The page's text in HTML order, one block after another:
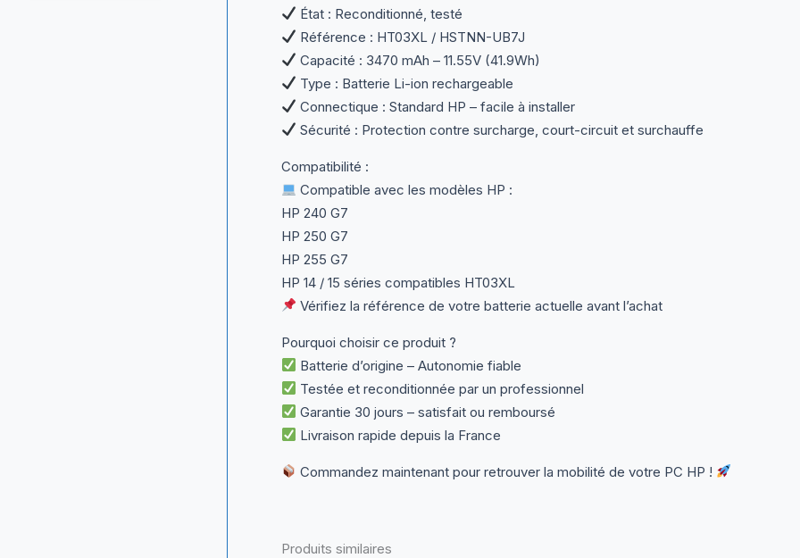
État : Reconditionné, testé
Référence : HT03XL / HSTNN-UB7J
Capacité : 3470 mAh – 11.55V (41.9Wh)
Type : Batterie Li-ion rechargeable
Connectique : Standard HP – facile à installer
Sécurité : Protection contre surcharge, court-circuit et surchauffe
Compatibilité :
Compatible avec les modèles HP :
HP 240 G7
HP 250 G7
HP 255 G7
HP 14 / 15 séries compatibles HT03XL
Vérifiez la référence de votre batterie actuelle avant l’achat
Pourquoi choisir ce produit ?
Batterie d’origine – Autonomie fiable
Testée et reconditionnée par un professionnel
Garantie 30 jours – satisfait ou remboursé
Livraison rapide depuis la France
Commandez maintenant pour retrouver la mobilité de votre PC HP !
Produits similaires